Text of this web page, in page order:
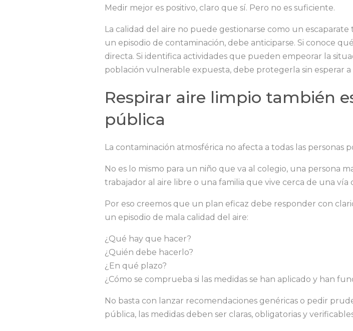
Medir mejor es positivo, claro que sí. Pero no es suficiente.
La calidad del aire no puede gestionarse como un
un episodio de contaminación, debe anticiparse. Si conoce
directa. Si identifica actividades que pueden empeorar la
población vulnerable expuesta, debe protegerla sin esperar
Respirar aire limpio también
pública
La contaminación atmosférica no afecta a todas las personas
No es lo mismo para un niño que va al colegio, una persona
trabajador al aire libre o una familia que vive cerca de una vía
Por eso creemos que un plan eficaz debe responder con
un episodio de mala calidad del aire:
¿Qué hay que hacer?
¿Quién debe hacerlo?
¿En qué plazo?
¿Cómo se comprueba si las medidas se han aplicado y han
No basta con lanzar recomendaciones genéricas o pedir
pública, las medidas deben ser claras, obligatorias y